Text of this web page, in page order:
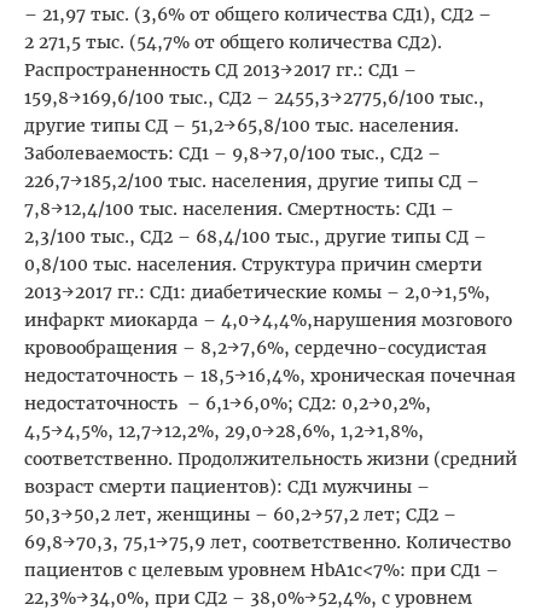
– 21,97 тыс. (3,6% от общего количества СД1), СД2 –
2 271,5 тыс. (54,7% от общего количества СД2).
Распространенность СД 2013→2017 гг.: СД1 –
159,8→169,6/100 тыс., СД2 – 2455,3→2775,6/100 тыс.,
другие типы СД – 51,2→65,8/100 тыс. населения.
Заболеваемость: СД1 – 9,8→7,0/100 тыс., СД2 –
226,7→185,2/100 тыс. населения, другие типы СД –
7,8→12,4/100 тыс. населения. Смертность: СД1 –
2,3/100 тыс., СД2 – 68,4/100 тыс., другие типы СД –
0,8/100 тыс. населения. Структура причин смерти
2013→2017 гг.: СД1: диабетические комы – 2,0→1,5%,
инфаркт миокарда – 4,0→4,4%,нарушения мозгового
кровообращения – 8,2→7,6%, сердечно-сосудистая
недостаточность – 18,5→16,4%, хроническая почечная
недостаточность – 6,1→6,0%; СД2: 0,2→0,2%,
4,5→4,5%, 12,7→12,2%, 29,0→28,6%, 1,2→1,8%,
соответственно. Продолжительность жизни (средний
возраст смерти пациентов): СД1 мужчины –
50,3→50,2 лет, женщины – 60,2→57,2 лет; СД2 –
69,8→70,3, 75,1→75,9 лет, соответственно. Количество
пациентов с целевым уровнем HbA1c<7%: при СД1 –
22,3%→34,0%, при СД2 – 38,0%→52,4%, с уровнем